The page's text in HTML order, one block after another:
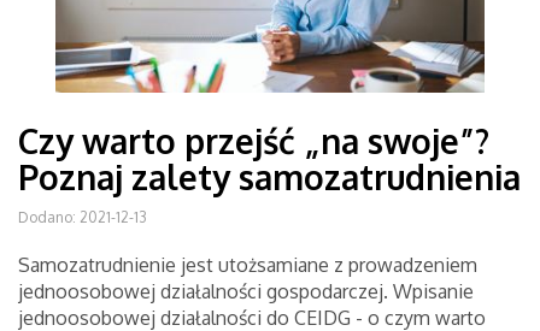
Czy warto przejść „na swoje”?
Poznaj zalety samozatrudnienia
Dodano: 2021-12-13
Samozatrudnienie jest utożsamiane z prowadzeniem
jednoosobowej działalności gospodarczej. Wpisanie
jednoosobowej działalności do CEIDG - o czym warto